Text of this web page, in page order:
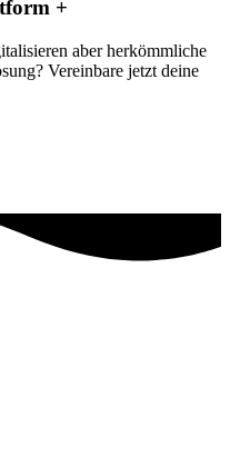
+
aber herkömmliche
Vereinbare jetzt deine